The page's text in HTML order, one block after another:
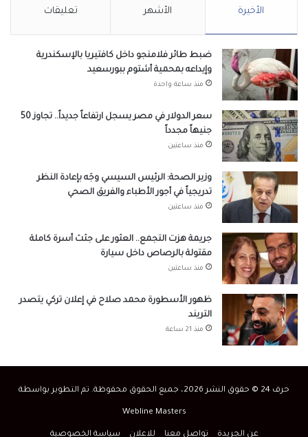
الأخيرة الأشهر تعليقات
ضبط طائر فلامنجو داخل كافتيريا بالإسكندرية
وإيداعه بمحمية أشتوم ببورسعيد
منذ ساعة واحدة
سعر الدولار في مصر يسجل ارتفاعاً جديداً.. تجاوز 50
جنيهاً مجدداً
منذ ساعتين
وزير الصحة: الرئيس السيسي وجَه بإعادة النظر
تدريجياً في أجور الأطباء والفريق الصحي
منذ ساعتين
جريمة هزت التجمع.. العثور على جثث أسرة كاملة
مقتولة بالرصاص داخل سيارة
منذ ساعتين
ظهور الأسطورة محمد صلاح في إعلان تركي يتصدر
التريند
منذ 21 ساعة
حرف 24 © حقوق النشر 2026، جميع الحقوق محفوظة. تم التطوير بواسطة
Webline Masters
عن الجريدة تواصل معنا للاعلان سياسة الخصوصية